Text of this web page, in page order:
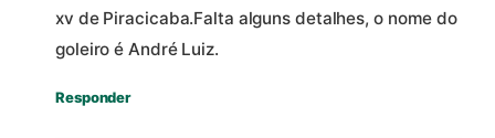
xv de Piracicaba.Falta alguns detalhes, o nome do
goleiro é André Luiz.
Responder